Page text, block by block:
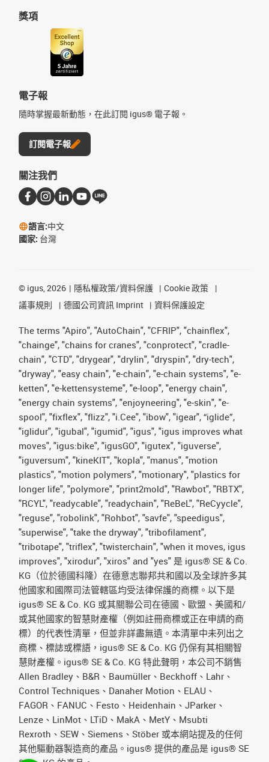
獎項
電子報
隨時掌握最新動態，在此訂閱 igus® 電子報。
訂閱電子報
關注我們
語言:中文
國家: 台灣
© igus, 2026 隱私權政策/資料保護
Cookie 政策
議事規則
德國公司資訊 Imprint 資料保護設定
The terms "Apiro", "AutoChain", "CFRIP", "chainflex",
"chainge", "chains for cranes", "conprotect", "cradle-
chain", "CTD", "drygear", "drylin", "dryspin", "dry-tech",
"dryway", "easy chain", "e-chain", "e-chain systems", "e-
ketten", "e-kettensysteme", "e-loop", "energy chain",
"energy chain systems", "enjoyneering", "e-skin", "e-
spool", "fixflex", "flizz", "i.Cee", "ibow", "igear", “iglide”,
"iglidur", "igubal", "igumid", "igus", "igus improves what
moves", "igus:bike", "igusGO", "igutex", "iguverse",
"iguversum", "kineKIT", "kopla", "manus", "motion
plastics", "motion polymers", "motionary", "plastics for
longer life", "polymore", "print2mold", "Rawbot", "RBTX",
"RCYL", "readycable", "readychain", "ReBeL", "ReCyycle",
"reguse", "robolink", "Rohbot", "savfe", "speedigus",
"superwise", "take the dryway", "tribofilament",
"tribotape", "triflex", "twisterchain", "when it moves, igus
improves", "xirodur", "xiros" and "yes" 是 igus® SE & Co.
KG（位於德國科隆）在德意志聯邦共和國以及全球許多其
他國家和國際司法管轄區均受法律保護的商標。以下是
igus® SE & Co. KG 或其關聯公司在德國、歐盟、美國和/
或其他國家的智慧財產權（例如註冊商標或正在申請的商
標）的代表性清單，但並非詳盡無遺。本清單中未列出之
商標、標誌或標語，igus® SE & Co. KG 仍保有其相關智
慧財產權。igus® SE & Co. KG 特此聲明，本公司不銷售
Allen Bradley、B&R、Baumüller、Beckhoff、Lahr、
Control Techniques、Danaher Motion、ELAU、
FAGOR、FANUC、Festo、Heidenhain、JParker、
Lenze、LinMot、LTiD、MakA、MetY、Msubti
Rexroth、SEW、Siemens、Stöber 或本網站提及的任何
其他驅動器製造商的產品。igus® 提供的產品是 igus® SE